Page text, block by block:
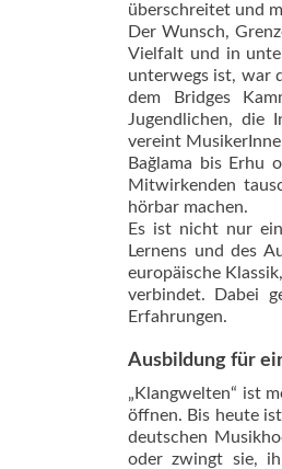
überschreitet und
Der Wunsch,
Vielfalt und in
unterwegs ist, war
dem Bridges
Jugendlichen, die
vereint
Bağlama bis Erhu
Mitwirkenden
hörbar machen.
Es ist nicht nur
Lernens und des
europäische
verbindet. Dabei
Erfahrungen.
Ausbildung für
„Klangwelten“ ist
öffnen. Bis heute
deutschen
oder zwingt sie,